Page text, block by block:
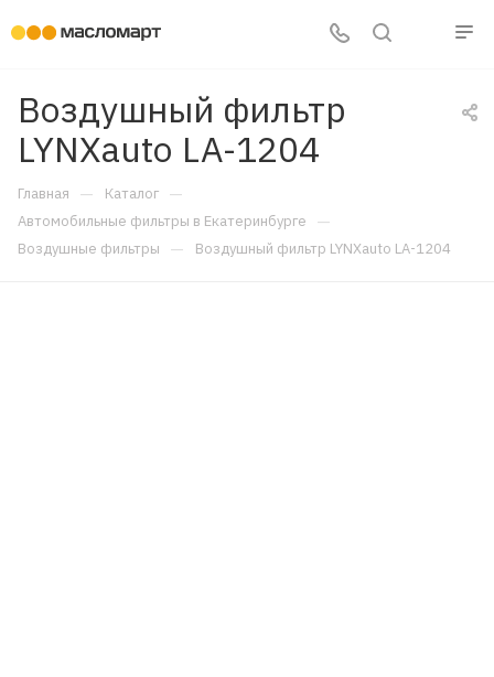
Воздушный фильтр
LYNXauto LA-1204
Главная — Каталог —
Автомобильные фильтры в Екатеринбурге —
Воздушные фильтры — Воздушный фильтр LYNXauto LA-1204